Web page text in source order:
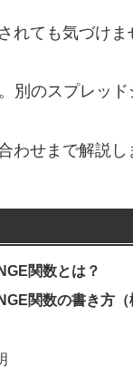
れても気づけま
別のスプレッ
わせまで解説し
関数とは？
関数の書き方（